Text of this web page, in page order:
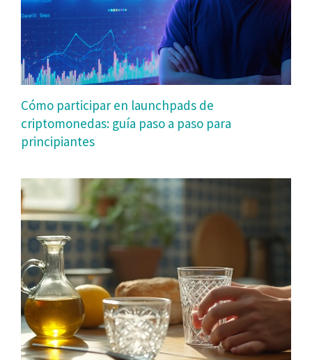
Cómo participar en launchpads de
criptomonedas: guía paso a paso para
principiantes